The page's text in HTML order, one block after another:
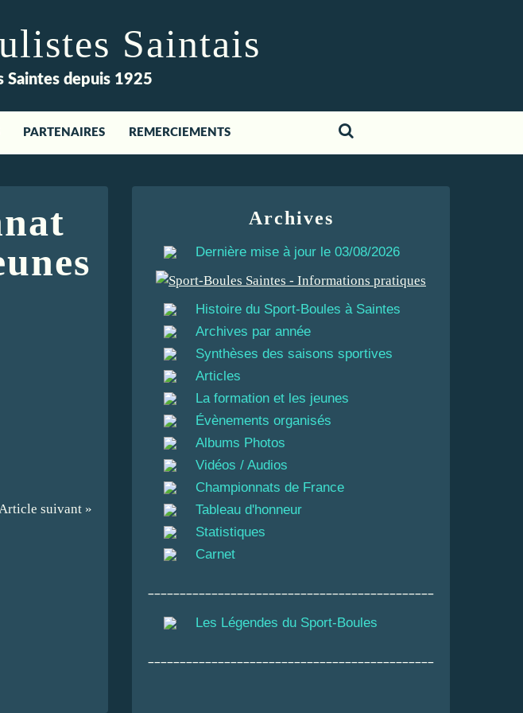
Saintais
Saintes depuis 1925
PARTENAIRES REMERCIEMENTS
Article suivant »
Archives
Dernière mise à jour le 03/08/2026
Histoire du Sport-Boules à Saintes
Archives par année
Synthèses des saisons sportives
Articles
La formation et les jeunes
Évènements organisés
Albums Photos
Vidéos / Audios
Championnats de France
Tableau d'honneur
Statistiques
Carnet
Les Légendes du Sport-Boules